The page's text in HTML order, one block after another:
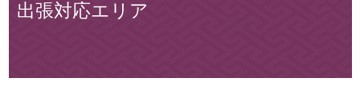
出張対応エリア